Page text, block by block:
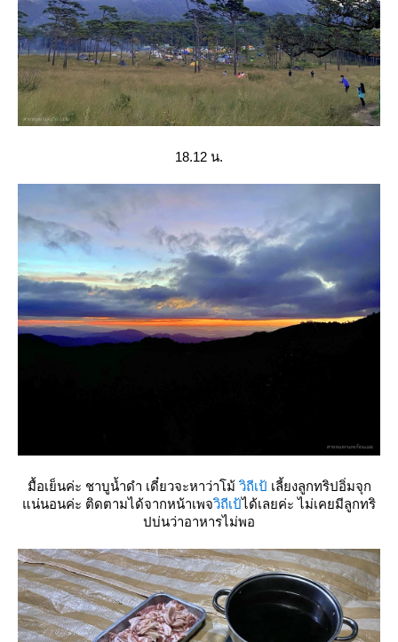
18.12 น.
มื้อเย็นค่ะ ชาบูน้ำดำ เดี๋ยวจะหาว่าโม้ วิถีเป้ เลี้ยงลูกทริปอิ่มจุก
น่นอนค่ะ ติดตามได้จากหน้าเพจวิถีเป้ได้เลยค่ะ ไม่เคยมีลูกทริ
ปบ่นว่าอาหารไม่พอ